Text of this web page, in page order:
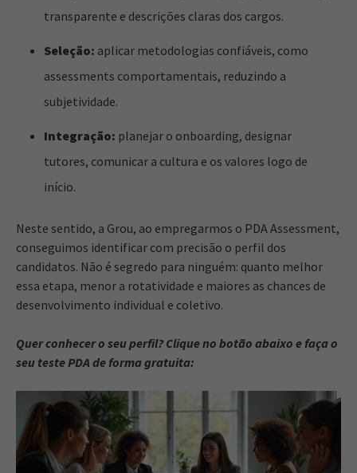
transparente e descrições claras dos cargos.
Seleção: aplicar metodologias confiáveis, como
assessments comportamentais, reduzindo a
subjetividade.
Integração: planejar o onboarding, designar
tutores, comunicar a cultura e os valores logo de
início.
Neste sentido, a Grou, ao empregarmos o PDA Assessment,
conseguimos identificar com precisão o perfil dos
candidatos. Não é segredo para ninguém: quanto melhor
essa etapa, menor a rotatividade e maiores as chances de
desenvolvimento individual e coletivo.
Quer conhecer o seu perfil? Clique no botão abaixo e faça o
seu teste PDA de forma gratuita: